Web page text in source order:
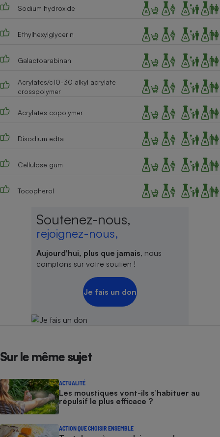
Sodium hydroxide
Ethylhexylglycerin
Galactoarabinan
Acrylates/c10-30 alkyl acrylate
crosspolymer
Acrylates copolymer
Disodium edta
Cellulose gum
Tocopherol
Soutenez-nous,
rejoignez-nous,
Aujourd'hui, plus que jamais, nous
comptons sur votre soutien !
Je fais un don
Sur le même sujet
ACTUALITÉ
Les moustiques vont-ils s’habituer au
répulsif le plus efficace ?
ACTION QUE CHOISIR ENSEMBLE